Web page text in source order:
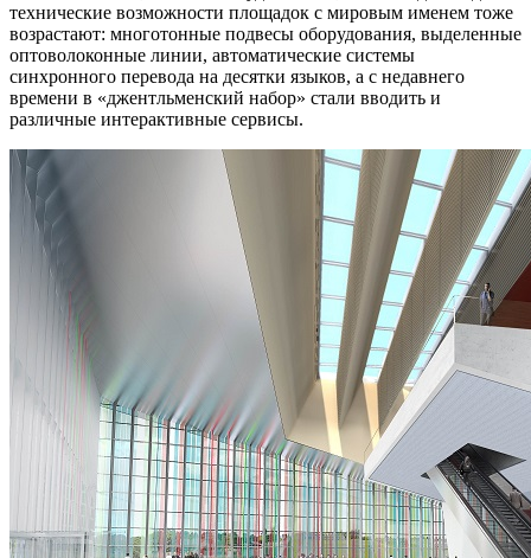
технические возможности площадок с мировым именем тоже
возрастают: многотонные подвесы оборудования, выделенные
оптоволоконные линии, автоматические системы
синхронного перевода на десятки языков, а с недавнего
времени в «джентльменский набор» стали вводить и
различные интерактивные сервисы.